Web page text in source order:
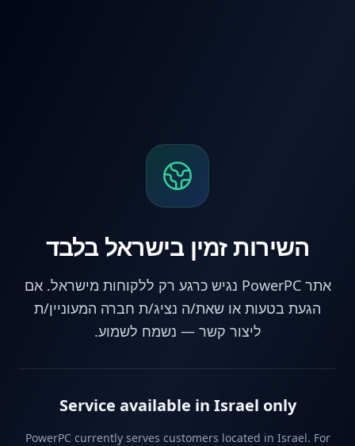
השירות זמין בישראל בלבד
אתר PowerPC נגיש כרגע רק ללקוחות מישראל. אם
הגעת בטעות או שאת/ה נציג/ת חברה המעוניין/ת
ליצור קשר — נשמח לשמוע.
Service available in Israel only
PowerPC currently serves customers located in Israel. For